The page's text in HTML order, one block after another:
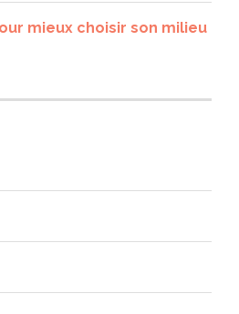
mieux choisir son milieu